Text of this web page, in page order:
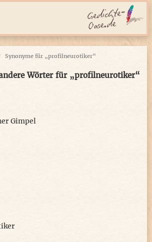
Synonyme für „profilneurotiker“
Wörter für „profilneurotiker“
Gimpel